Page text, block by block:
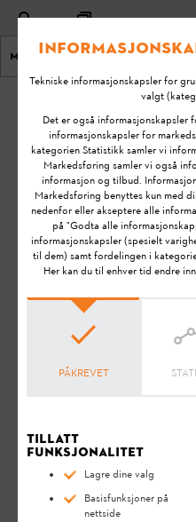
Meny
KA-02419
Hvor kan jeg
ned ADVANCE
ProCOM
Manager?
ADVANCE ProCOM
Lesbruksanvisningen
produktet for bruk, tar det i
det, oppbevarer det,
en lang levetid.
Device Manager kan
fra følgende koblinger:
Tekniske informasjonskapsler for
valgt
Det er også
informasjonskapsler for
kategorien Statistikk samler vi
Markedsføring samler vi også
informasjon og tilbud.
Markedsføring benyttes kun med
nedenfor eller akseptere alle
på "Godta alle
informasjonskapsler (spesielt
til dem) samt fordelingen i
Her kan du til enhver tid endre
PÅKREVET
Tillatt
funksjonalitet
Lagre dine valg
Basisfunksjoner på
nettside